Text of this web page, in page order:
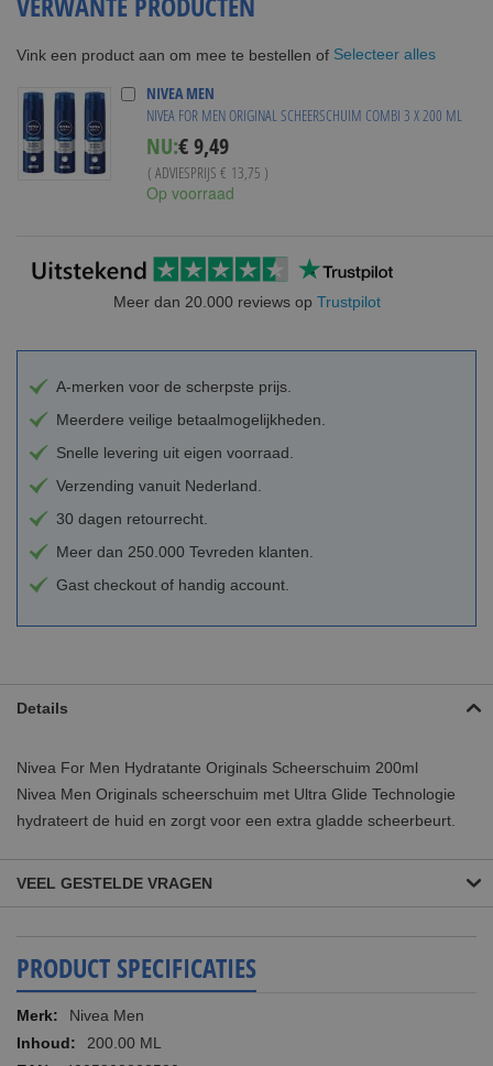
Vink een product aan om mee te bestellen of Selecteer alles
NIVEA MEN
NIVEA FOR MEN ORIGINAL SCHEERSCHUIM COMBI 3 X 200 ML
NU:Special
Price
€ 9,49
( ADVIESPRIJS € 13,75 )
Op voorraad
Meer dan 20.000 reviews op Trustpilot
A-merken voor de scherpste prijs.
Meerdere veilige betaalmogelijkheden.
Snelle levering uit eigen voorraad.
Verzending vanuit Nederland.
30 dagen retourrecht.
Meer dan 250.000 Tevreden klanten.
Gast checkout of handig account.
Details
Nivea For Men Hydratante Originals Scheerschuim 200ml
Nivea Men Originals scheerschuim met Ultra Glide Technologie
hydrateert de huid en zorgt voor een extra gladde scheerbeurt.
VEEL GESTELDE VRAGEN
PRODUCT SPECIFICATIES
Meer
informatie
Nivea Men
200.00 ML